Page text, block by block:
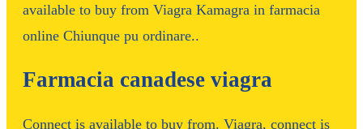
available to buy from Viagra Kamagra in farmacia
online Chiunque pu ordinare..
Farmacia canadese viagra
Connect is available to buy from. Viagra, connect is